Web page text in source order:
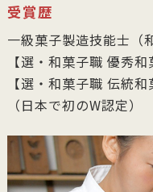
受賞歴
一級菓子製造技能士（
【選・和菓子職 優秀
【選・和菓子職 伝統
（日本で初のW認定）